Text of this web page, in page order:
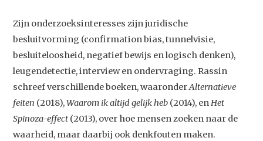
Zijn onderzoeksinteresses zijn juridische
besluitvorming (confirmation bias, tunnelvisie,
besluiteloosheid, negatief bewijs en logisch denken),
leugendetectie, interview en ondervraging. Rassin
schreef verschillende boeken, waaronderAlternatieve
feiten (2018),Waarom ik altijd gelijk heb (2014), enHet
Spinoza-effect (2013), over hoe mensen zoeken naar de
waarheid, maar daarbij ook denkfouten maken.